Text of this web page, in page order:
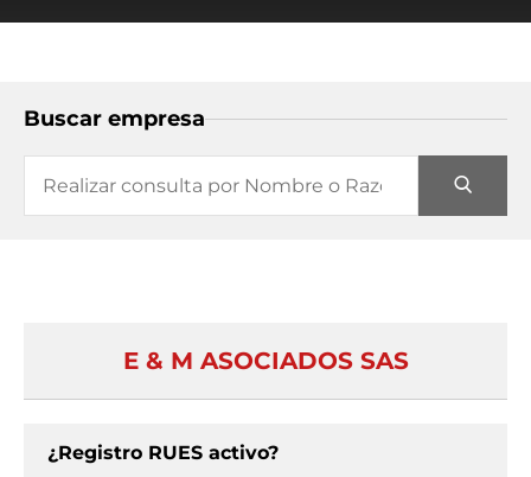
Buscar empresa
E & M ASOCIADOS SAS
¿Registro RUES activo?